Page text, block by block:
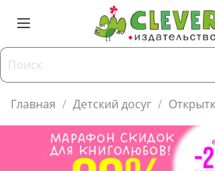
Главная Детский досуг